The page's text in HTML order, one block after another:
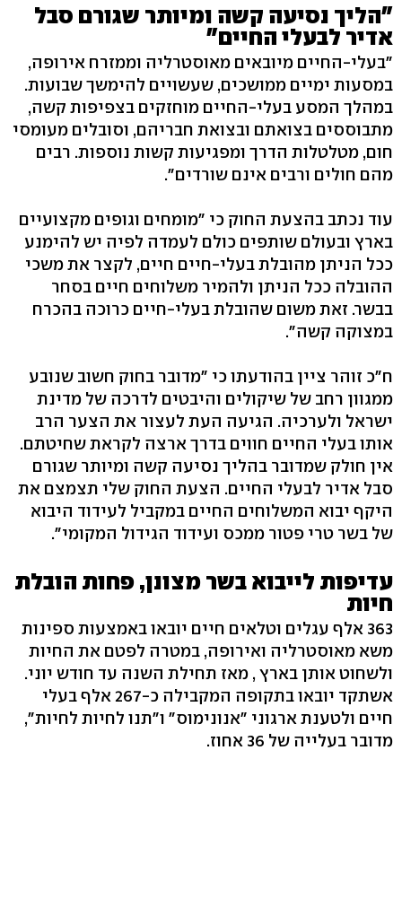
"הליך נסיעה קשה ומיותר שגורם סבל
אדיר לבעלי החיים"
"בעלי-החיים מיובאים מאוסטרליה וממזרח אירופה,
במסעות ימיים ממושכים, שעשויים להימשך שבועות.
במהלך המסע בעלי-החיים מוחזקים בצפיפות קשה,
מתבוססים בצואתם ובצואת חבריהם, וסובלים מעומסי
חום, מטלטלות הדרך ומפגיעות קשות נוספות. רבים
מהם חולים ורבים אינם שורדים".
עוד נכתב בהצעת החוק כי "מומחים וגופים מקצועיים
בארץ ובעולם שותפים כולם לעמדה לפיה יש להימנע
ככל הניתן מהובלת בעלי-חיים חיים, לקצר את משכי
ההובלה ככל הניתן ולהמיר משלוחים חיים בסחר
בבשר. זאת משום שהובלת בעלי-חיים כרוכה בהכרח
במצוקה קשה".
ח"כ זוהר ציין בהודעתו כי "מדובר בחוק חשוב שנובע
ממגוון רחב של שיקולים והיבטים לדרכה של מדינת
ישראל ולערכיה. הגיעה העת לעצור את הצער הרב
אותו בעלי החיים חווים בדרך ארצה לקראת שחיטתם.
אין חולק שמדובר בהליך נסיעה קשה ומיותר שגורם
סבל אדיר לבעלי החיים. הצעת החוק שלי תצמצם את
היקף יבוא המשלוחים החיים במקביל לעידוד היבוא
של בשר טרי פטור ממכס ועידוד הגידול המקומי".
עדיפות לייבוא בשר מצונן, פחות הובלת
חיות
363 אלף עגלים וטלאים חיים יובאו באמצעות ספינות
משא מאוסטרליה ואירופה, במטרה לפטם את החיות
ולשחוט אותן בארץ , מאז תחילת השנה עד חודש יוני.
אשתקד יובאו בתקופה המקבילה כ-267 אלף בעלי
חיים ולטענת ארגוני "אנונימוס" ו"תנו לחיות לחיות",
מדובר בעלייה של 36 אחוז.